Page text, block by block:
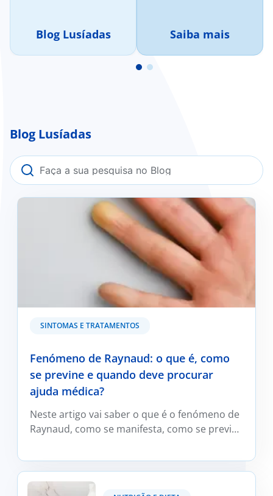
Blog Lusíadas Saiba mais
Blog Lusíadas
SINTOMAS E TRATAMENTOS
Fenómeno de Raynaud: o que é, como
se previne e quando deve procurar
ajuda médica?
Neste artigo vai saber o que é o fenómeno de
Raynaud, como se manifesta, como se previne
por um médico reumatologista.
Fenómeno de Raynaud: o que é, como se previne e
quando deve procurar ajuda médica?
Kefir: O que é e os seus benefícios?